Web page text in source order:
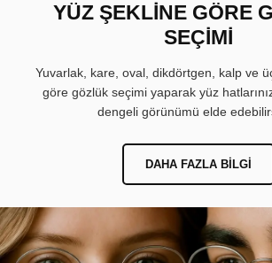
YÜZ ŞEKLİNE GÖRE
SEÇİMİ
Yuvarlak, kare, oval, dikdörtgen, kalp ve
göre gözlük seçimi yaparak yüz
dengeli görünümü elde
DAHA FAZLA BILGI